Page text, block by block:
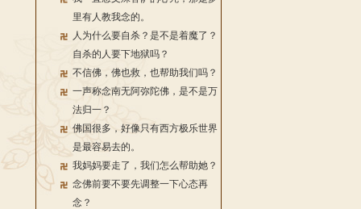
里有人教我念的。
人为什么要自杀？是不是着魔了？
自杀的人要下地狱吗？
不信佛，佛也救，也帮助我们吗？
一声称念南无阿弥陀佛，是不是万
法归一？
佛国很多，好像只有西方极乐世界
是最容易去的。
我妈妈要走了，我们怎么帮助她？
念佛前要不要先调整一下心态再
念？